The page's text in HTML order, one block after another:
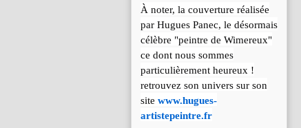
À noter, la couverture réalisée
par Hugues Panec, le désormais
célèbre "peintre de Wimereux"
ce dont nous sommes
particulièrement heureux !
retrouvez son univers sur son
site www.hugues-
artistepeintre.fr